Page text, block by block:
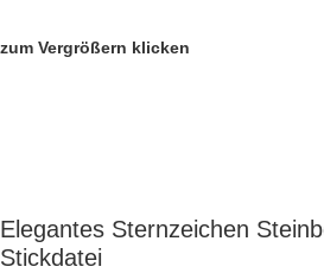
zum Vergrößern klicken
Elegantes Sternzeichen
Stickdatei